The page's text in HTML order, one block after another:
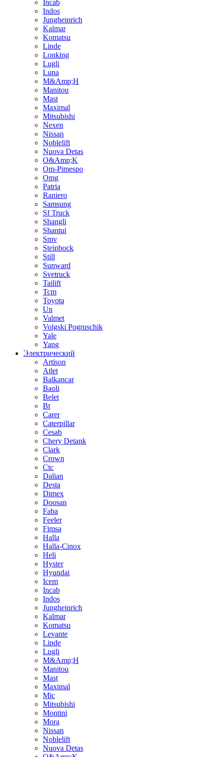
Incab
Indos
Jungheinrich
Kalmar
Komatsu
Linde
Lonking
Lugli
Luna
M&Amp;H
Manitou
Mast
Maximal
Mitsubishi
Nexen
Nissan
Noblelift
Nuova Detas
O&Amp;K
Om-Pimespo
Omg
Patria
Raniero
Samsung
Sf Truck
Shangli
Shantui
Smv
Steinbock
Still
Sunward
Svetruck
Tailift
Tcm
Toyota
Un
Valmet
Volgski Pogruschik
Yale
Yang
Электрический
Artison
Atlet
Balkancar
Baoli
Belet
Bt
Carer
Caterpillar
Cesab
Chery Detank
Clark
Crown
Ctc
Dalian
Desta
Dimex
Doosan
Faba
Feeler
Fimsa
Halla
Halla-Cinox
Heli
Hyster
Hyundai
Icem
Incab
Indos
Jungheinrich
Kalmar
Komatsu
Levante
Linde
Lugli
M&Amp;H
Manitou
Mast
Maximal
Mic
Mitsubishi
Montini
Mora
Nissan
Noblelift
Nuova Detas